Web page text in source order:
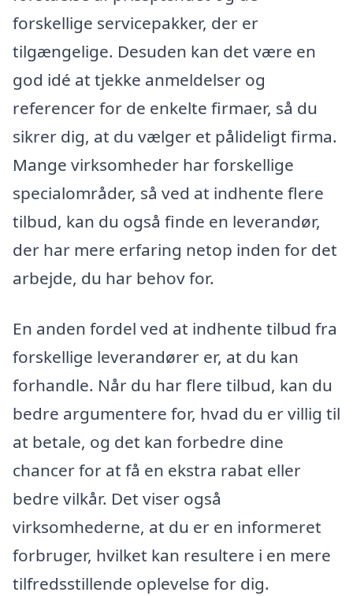
forskellige servicepakker, der er
tilgængelige. Desuden kan det være en
god idé at tjekke anmeldelser og
referencer for de enkelte firmaer, så du
sikrer dig, at du vælger et pålideligt firma.
Mange virksomheder har forskellige
specialområder, så ved at indhente flere
tilbud, kan du også finde en leverandør,
der har mere erfaring netop inden for det
arbejde, du har behov for.
En anden fordel ved at indhente tilbud fra
forskellige leverandører er, at du kan
forhandle. Når du har flere tilbud, kan du
bedre argumentere for, hvad du er villig til
at betale, og det kan forbedre dine
chancer for at få en ekstra rabat eller
bedre vilkår. Det viser også
virksomhederne, at du er en informeret
forbruger, hvilket kan resultere i en mere
tilfredsstillende oplevelse for dig.